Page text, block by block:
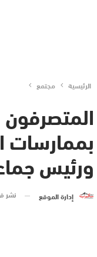
الرئيسية مجتمع
المتصرفون
بممارسات
ورئيس
إدارة الموقع نشر